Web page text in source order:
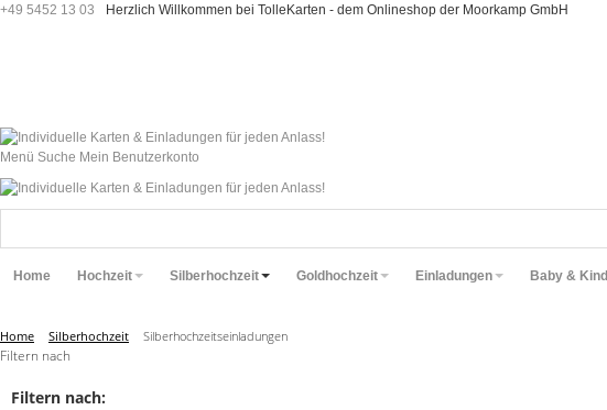
+49 5452 13 03 Herzlich Willkommen bei TolleKarten - dem Onlineshop der Moorkamp GmbH
Menü Suche Mein Benutzerkonto
Home Hochzeit Silberhochzeit Goldhochzeit Einladungen Baby & Kind
Home Silberhochzeit Silberhochzeitseinladungen
Filtern nach
Filtern nach: